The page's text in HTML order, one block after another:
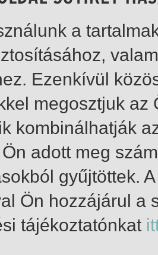
a
Ezenkívül
megosztjuk
kombinálhatják
adott meg
gyűjtöttek.
Ön hozzájárul a
tájékoztatónkat